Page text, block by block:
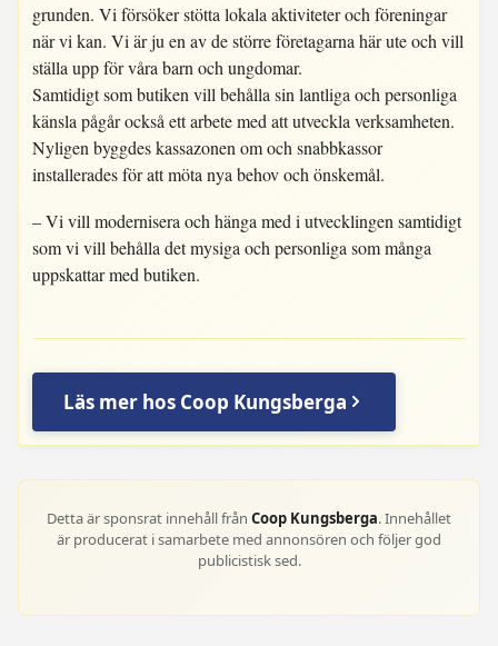
grunden. Vi försöker stötta lokala aktiviteter och föreningar
när vi kan. Vi är ju en av de större företagarna här ute och vill
ställa upp för våra barn och ungdomar.
Samtidigt som butiken vill behålla sin lantliga och personliga
känsla pågår också ett arbete med att utveckla verksamheten.
Nyligen byggdes kassazonen om och snabbkassor
installerades för att möta nya behov och önskemål.
– Vi vill modernisera och hänga med i utvecklingen samtidigt
som vi vill behålla det mysiga och personliga som många
uppskattar med butiken.
Läs mer hos Coop Kungsberga
Detta är sponsrat innehåll från Coop Kungsberga. Innehållet
är producerat i samarbete med annonsören och följer god
publicistisk sed.